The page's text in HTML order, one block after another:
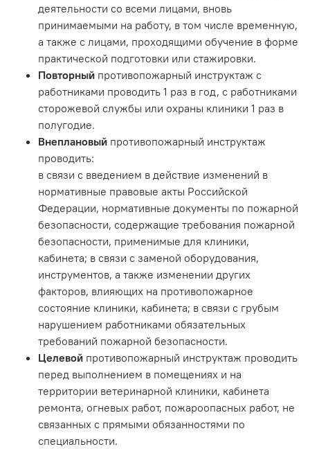
деятельности со всеми лицами, вновь
принимаемыми на работу, в том числе временную,
а также с лицами, проходящими обучение в форме
практической подготовки или стажировки.
Повторный противопожарный инструктаж с
работниками проводить 1 раз в год, с работниками
сторожевой службы или охраны клиники 1 раз в
полугодие.
Внеплановый противопожарный инструктаж
проводить:
в связи с введением в действие изменений в
нормативные правовые акты Российской
Федерации, нормативные документы по пожарной
безопасности, содержащие требования пожарной
безопасности, применимые для клиники,
кабинета; в связи с заменой оборудования,
инструментов, а также изменении других
факторов, влияющих на противопожарное
состояние клиники, кабинета; в связи с грубым
нарушением работниками обязательных
требований пожарной безопасности.
Целевой противопожарный инструктаж проводить
перед выполнением в помещениях и на
территории ветеринарной клиники, кабинета
ремонта, огневых работ, пожароопасных работ, не
связанных с прямыми обязанностями по
специальности.